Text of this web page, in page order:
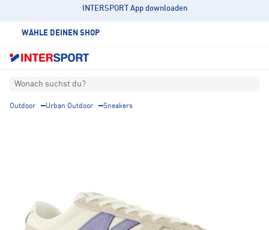
INTERSPORT App downloaden
WÄHLE DEINEN SHOP
Wonach suchst du?
Outdoor Urban Outdoor Sneakers